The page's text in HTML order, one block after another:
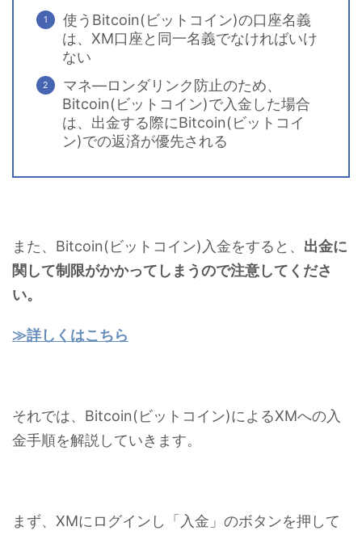
使うBitcoin(ビットコイン)の口座名義
は、XM口座と同一名義でなければいけ
ない
マネ―ロンダリンク防止のため、
Bitcoin(ビットコイン)で入金した場合
は、出金する際にBitcoin(ビットコイ
ン)での返済が優先される
また、Bitcoin(ビットコイン)入金をすると、 出金に
関して制限がかかってしまうので注意してくださ
い。
≫詳しくはこちら
それでは、Bitcoin(ビットコイン)によるXMへの入
金手順を解説していきます。
まず、XMにログインし「入金」のボタンを押して